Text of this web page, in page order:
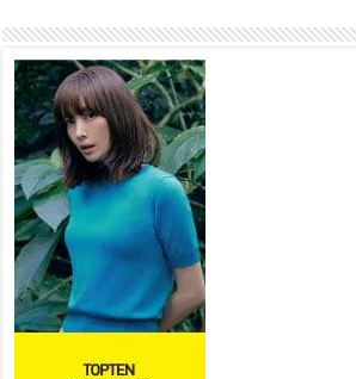
газрын хуралдаанд
2026 оны 8 сар 6 / 16 цаг 34 минут
УИХ-ын дарга С.Бямбацогт
төрийг төлөөлөн Сутай
хайрхны тэнгэрийг тахих
төрийн тахилгад оролцлоо
2026 оны 8 сар 6 / 16 цаг 30 минут
Байнгын хорооны дарга Г.Тэмүүлэн тэргүүтэй
УИХ-ын гишүүд БНСУ-ын Үндэсний Ассамблейн
гишүүдийг хүлээн авч уулзав
2026 оны 8 сар 6 / 16 цаг 24 минут
ТЭЗҮ-ийг боловсруулах ажил 90 хувийн